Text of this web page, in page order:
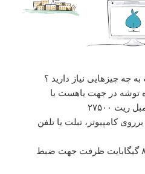
چه چیزهایی نیاز دارید ؟
توشه در جهت یاهست با
کامپیوتر، تبلت یا تلفن
۳. حافظه ی فلش با بیش از ۸ گیگابایت ظرفت جهت ضبط